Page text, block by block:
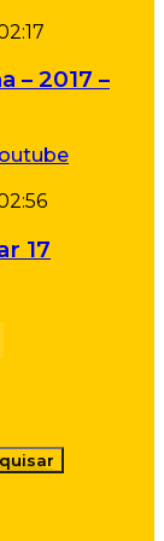
– 2017 –
17